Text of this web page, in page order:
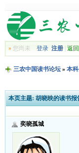
»您尚未 登录 注册| 返
三农中国读书论坛» 本
本页主题: 胡晓映的读书报
奕晓孤城